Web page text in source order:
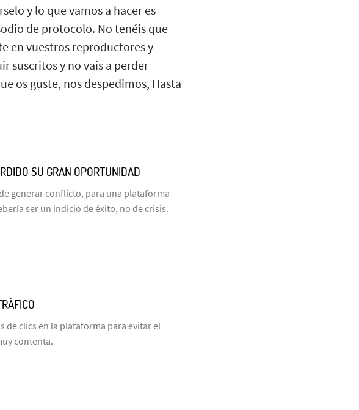
y lo que vamos a hacer es
de protocolo. No tenéis que
en vuestros reproductores y
suscritos y no vais a perder
os guste, nos despedimos, Hasta
SU GRAN OPORTUNIDAD
generar conflicto, para una plataforma
ser un indicio de éxito, no de crisis.
de clics en la plataforma para evitar el
contenta.